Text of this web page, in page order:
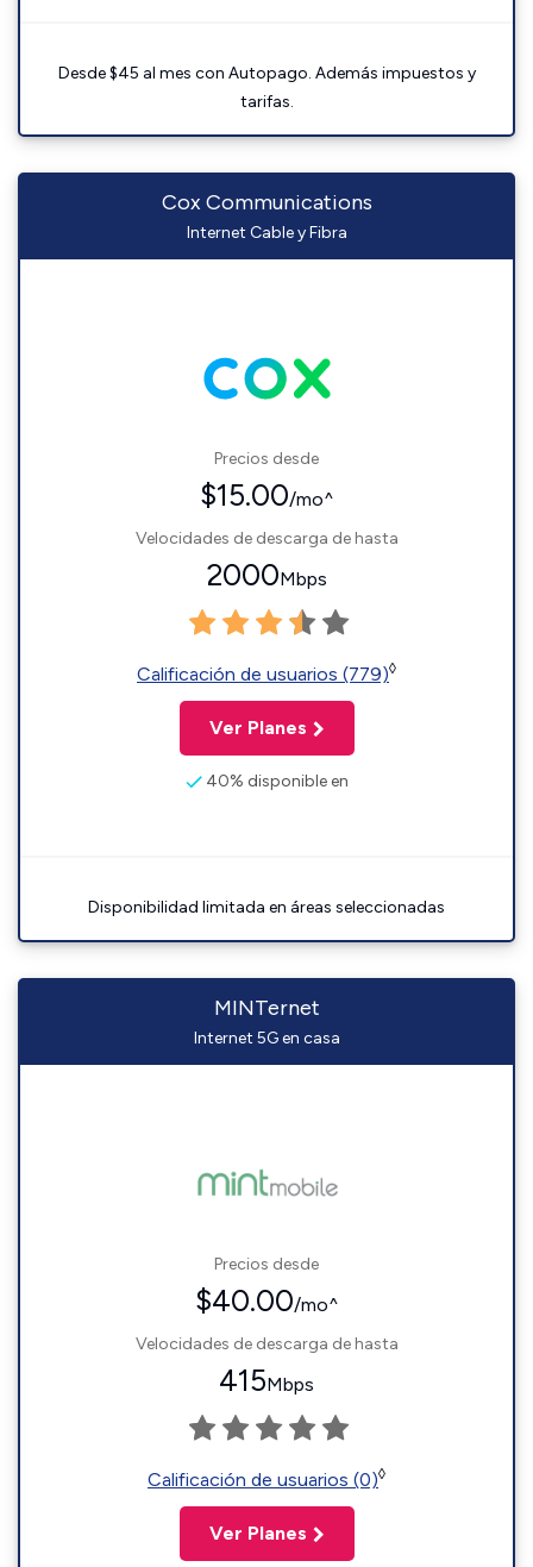
Desde $45 al mes con Autopago. Además impuestos y
tarifas.
Cox Communications
Internet Cable y Fibra
Precios desde
$15.00/mo^
Velocidades de descarga de hasta
2000Mbps
Calificación de usuarios (779)◊
Ver Planes
40% disponible en
Disponibilidad limitada en áreas seleccionadas
MINTernet
Internet 5G en casa
Precios desde
$40.00/mo^
Velocidades de descarga de hasta
415Mbps
Calificación de usuarios (0)◊
Ver Planes